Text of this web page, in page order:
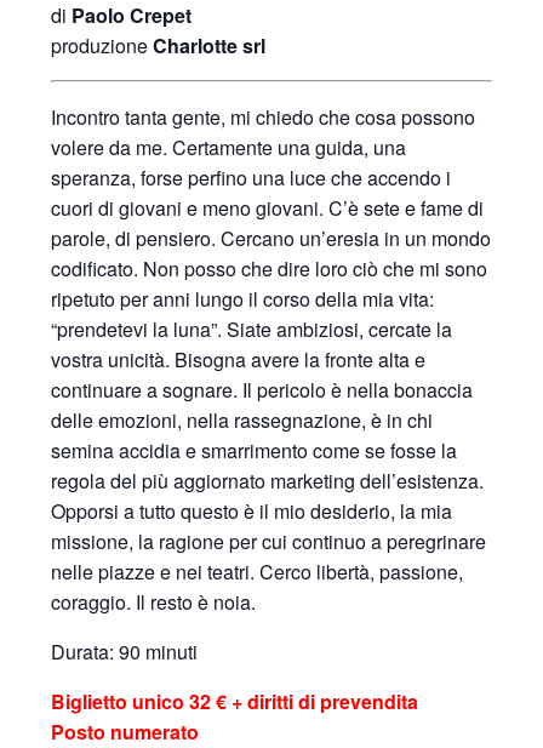
di Paolo Crepet
produzioneCharlotte srl
Incontro tanta gente, mi chiedo che cosa possono
volere da me. Certamente una guida, una
speranza, forse perfino una luce che accendo i
cuori di giovani e meno giovani. C’è sete e fame di
parole, di pensiero. Cercano un’eresia in un mondo
codificato. Non posso che dire loro ciò che mi sono
ripetuto per anni lungo il corso della mia vita:
“prendetevi la luna”. Siate ambiziosi, cercate la
vostra unicità. Bisogna avere la fronte alta e
continuare a sognare. Il pericolo è nella bonaccia
delle emozioni, nella rassegnazione, è in chi
semina accidia e smarrimento come se fosse la
regola del più aggiornato marketing dell’esistenza.
Opporsi a tutto questo è il mio desiderio, la mia
missione, la ragione per cui continuo a peregrinare
nelle piazze e nei teatri. Cerco libertà, passione,
coraggio. Il resto è noia.
Durata: 90 minuti
Biglietto unico 32 € + diritti di prevendita
Posto numerato